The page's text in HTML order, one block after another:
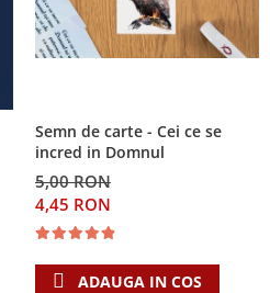
Semn de carte - Cei ce se
incred in Domnul
5,00 RON
4,45 RON
ADAUGA IN COS